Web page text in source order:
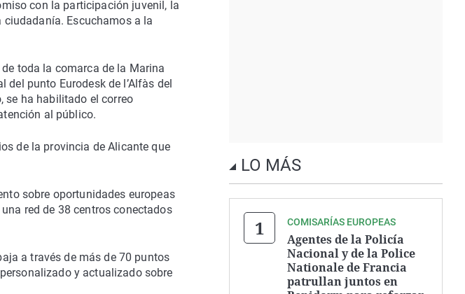
con la participación juvenil, la
Escuchamos a la
toda la comarca de la Marina
punto Eurodesk de l’Alfàs del
se ha habilitado el correo
al público.
de la provincia de Alicante que
sobre oportunidades europeas
red de 38 centros conectados
a través de más de 70 puntos
y actualizado sobre
LO MÁS
COMISARÍAS EUROPEAS
Agentes de la Policía
Nacional y de la Police
Nationale de Francia
patrullan juntos en